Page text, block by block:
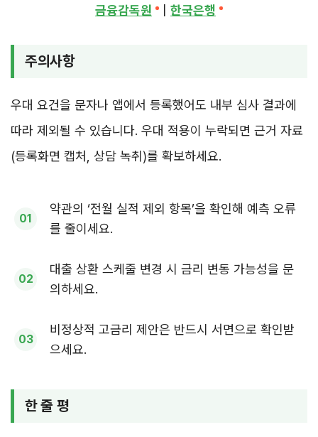
금융감독원 한국은행
주의사항
우대 요건을 문자나 앱에서 등록했어도 내부 심사 결과에
따라 제외될 수 있습니다. 우대 적용이 누락되면 근거 자료
(등록화면 캡처, 상담 녹취)를 확보하세요.
약관의 ‘전월 실적 제외 항목’을 확인해 예측 오류
를 줄이세요.
대출 상환 스케줄 변경 시 금리 변동 가능성을 문
의하세요.
비정상적 고금리 제안은 반드시 서면으로 확인받
으세요.
한 줄 평